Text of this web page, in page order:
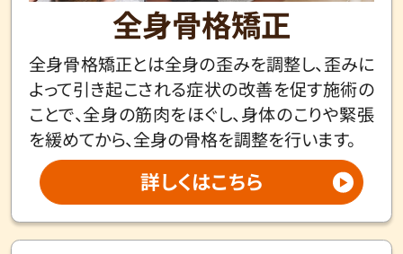
全身骨格矯正
全身骨格矯正とは全身の歪みを調整し、歪みに
よって引き起こされる症状の改善を促す施術の
ことで、全身の筋肉をほぐし、身体のこりや緊張
を緩めてから、全身の骨格を調整を行います。
詳しくはこちら